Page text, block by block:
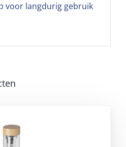
voor langdurig gebruik